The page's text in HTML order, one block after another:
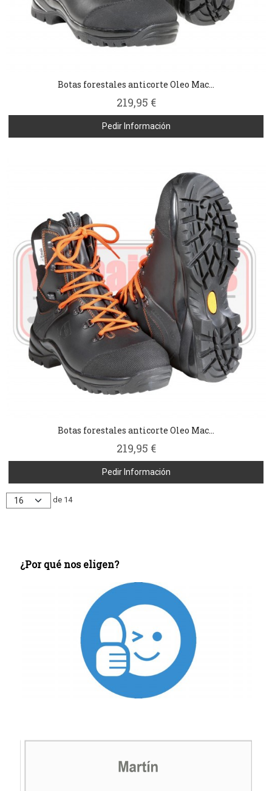
¿Por qué nos eligen?
Botas forestales anticorte Oleo Mac...
219,95 €
Pedir Información
Botas forestales anticorte Oleo Mac...
219,95 €
Pedir Información
de 14